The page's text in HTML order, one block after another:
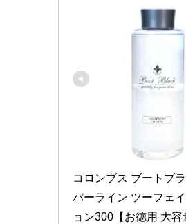
コロンブス ブートブ
バーライン ツーフェ
ョン300【お徳用 大容